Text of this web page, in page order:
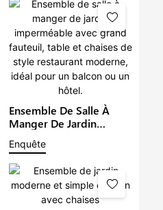
Ensemble De Salle À
Manger De Jardin
Imperméable Avec
Grand Fauteuil, Table Et
Chaises De Style
Restaurant Moderne,
Idéal Pour Un Balcon Ou
Un Hôtel.
Enquête